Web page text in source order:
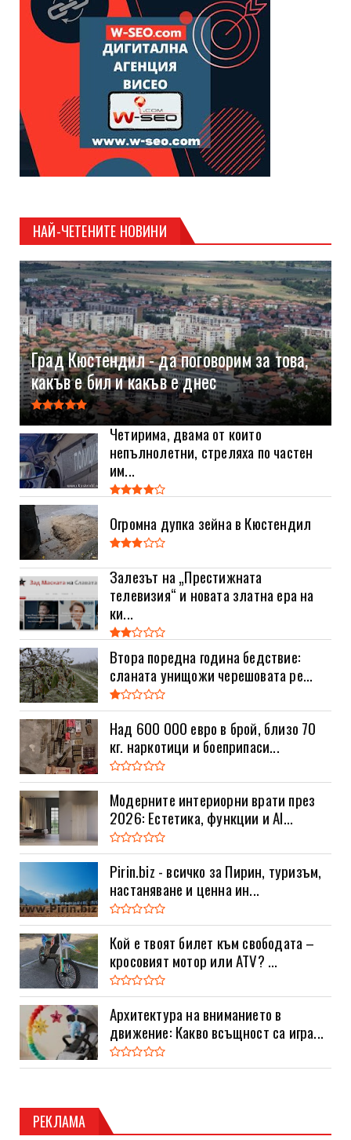
НАЙ-ЧЕТЕНИТЕ НОВИНИ
Град Кюстендил - да поговорим за това,
какъв е бил и какъв е днес
Четирима, двама от които
непълнолетни, стреляха по частен
им...
Огромна дупка зейна в Кюстендил
Залезът на „Престижната
телевизия“ и новата златна ера на
ки...
Втора поредна година бедствие:
сланата унищожи черешовата ре...
Над 600 000 евро в брой, близо 70
кг. наркотици и боеприпаси...
Модерните интериорни врати през
2026: Естетика, функции и AI...
Pirin.biz - всичко за Пирин, туризъм,
настаняване и ценна ин...
Кой е твоят билет към свободата –
кросовият мотор или ATV? ...
Архитектура на вниманието в
движение: Какво всъщност са игра...
РЕКЛАМА